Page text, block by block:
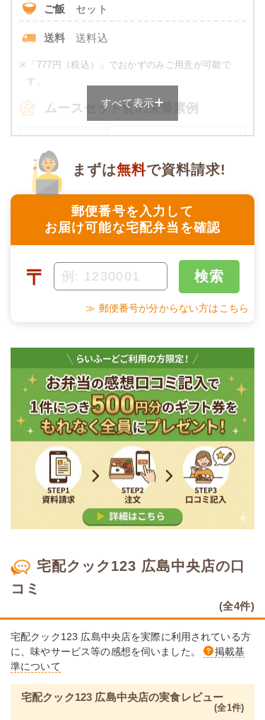
※カロリーは目安の数値であるため、メニューによっ
価です。
やわらか食のメニュー例
牛肉のオイスター炒め
コロッケ
菜の花の辛子和え
豆ひじき
マンゴーシロップ漬け
エネルギー：393kcal、たんぱく質：15.3g、脂
※メニューの補足
ご飯セットの栄養素です。お弁当献立の一例と
その栄養価のため、実際にご提供可能なメニュ
ご飯 セット
送料 送料込
※ 「777円（税込）」でおかずのみご用意が可能で
す。
ムースセット食の栄養素例
カロリー 458～474kcal
タンパク質 -
脂質 -
糖質 -
カリウム -
コレステロール -
※ カロリーは目安の数値であるため、メニューによっ
て異なる場合がございます。 おかゆセットでの栄養
価です。
ムースセット食のメニュー例
白身魚のゆずおろし煮
栄養素
エネルギー：379kcal、たんぱく質：11.2g、脂
質：11.4g、炭水化物：56.6g、ナトリウム：
※メニューの補足
ご飯セットの栄養素です。お弁当献立の一例と
その栄養価のため、実際にご提供可能なメニュ
すべて表示
郵便番号を入力して
お届け可能な宅配弁当を確認
まずは無料で資料請求!
〒 検索
≫ 郵便番号が分からない方はこちら
宅配クック123 広島中央店の口
コミ
(全4件)
宅配クック123 広島中央店を実際に利用されている方
に、味やサービス等の感想を伺いました。
掲載基
準について
宅配クック123 広島中央店の実食レビュー
(全1件)